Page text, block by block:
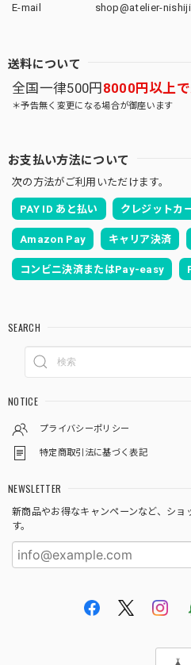
E-mail
shop@atelier-
送料について
全国一律500円8000円以上で
＊予告無く変更になる場合が御座います
お支払い方法について
次の方法がご利用いただけます。
PAY ID あと払い クレジットカ
Amazon Pay キャリア決済
コンビニ決済またはPay-easy
SEARCH
NOTICE
プライバシーポリシー
特定商取引法に基づく表記
NEWSLETTER
新商品やお得なキャンペーンなど、シ
す。